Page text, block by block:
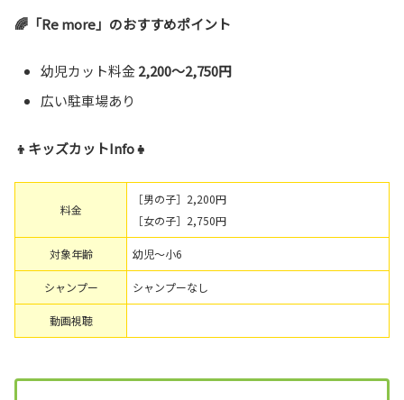
🌈「Re more」のおすすめポイント
幼児カット料金2,200～2,750円
広い駐車場あり
👦キッズカットInfo👧
料金
［男の子］2,200円
［女の子］2,750円
対象年齢 幼児～小6
シャンプー シャンプーなし
動画視聴